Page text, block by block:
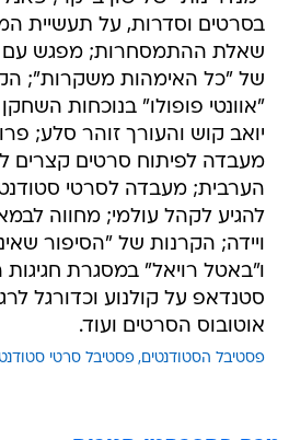
בסרטים וסדרות, על תעשיית
שאלת ההתמסחרות; מפגש עם
של "כל האימהות משקרות";
"אוונטי פופולו" בנוכחות
יואב קוש והעורך זוהר סלע;
מעבדה לפיתוח סרטים קצרים
הערבית; מעבדה לסרטי
להגיע לקהל עולמי; מחווה
ויידה; הקרנות של "הסיפור
ו"באטל רויאל" במסגרת חגיגות
סטנדאפ על קולנוע וכדורגל
אוטובוס הסרטים ועוד.
פסטיבל הסטודנטים פסטיבל סרטי